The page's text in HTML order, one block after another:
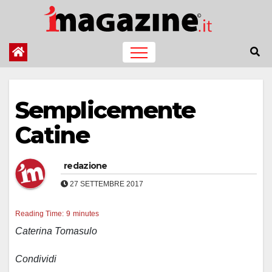
contenuto
Semplicemente
Catine
redazione
27 SETTEMBRE 2017
Reading Time: 9 minutes
Caterina Tomasulo
Condividi